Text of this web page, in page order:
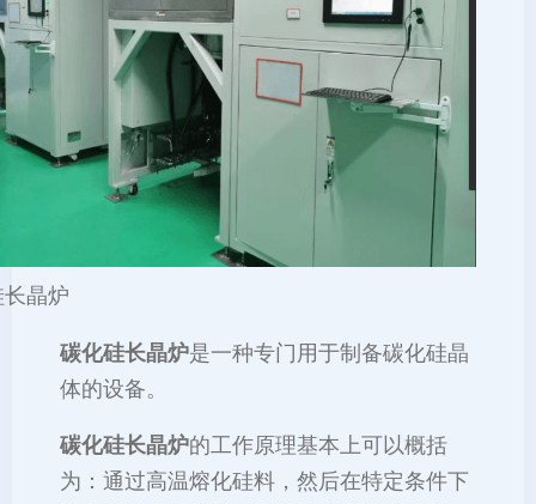
晶炉
碳化硅长晶炉是一种专门用于制备碳化硅晶
体的设备‌。
碳化硅长晶炉的工作原理基本上可以概括
为：通过高温熔化硅料，然后在特定条件下